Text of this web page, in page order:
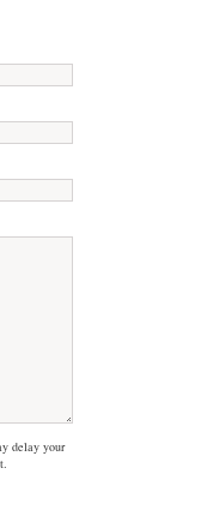
delay your